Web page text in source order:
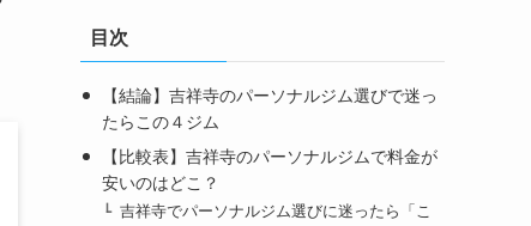
目次
【結論】吉祥寺のパーソナルジム選びで迷っ
たらこの４ジム
【比較表】吉祥寺のパーソナルジムで料金が
安いのはどこ？
吉祥寺でパーソナルジム選びに迷ったら「こ